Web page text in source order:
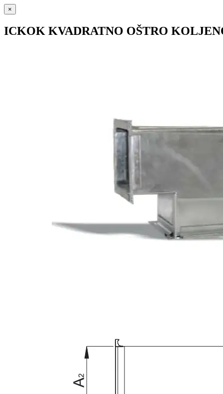
×
ICKOK KVADRATNO OŠTRO